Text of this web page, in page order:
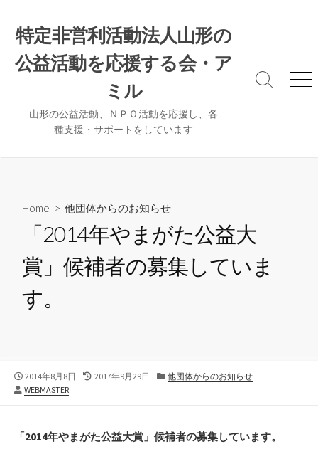
特定非営利活動法人山形の
公益活動を応援する会・ア
ミル
山形の公益活動、ＮＰＯ活動を応援し、各
種支援・サポートをしています
検
メ
Home > 他団体からのお知らせ
「2014年やまがた公益大
賞」候補者の募集していま
す。
公
開
2014年8月8日
最
日
2017年9月29日
カ
ー
他団体からのお知らせ
作
WEBMASTER
「2014年やまがた公益大賞」候補者の募集しています。